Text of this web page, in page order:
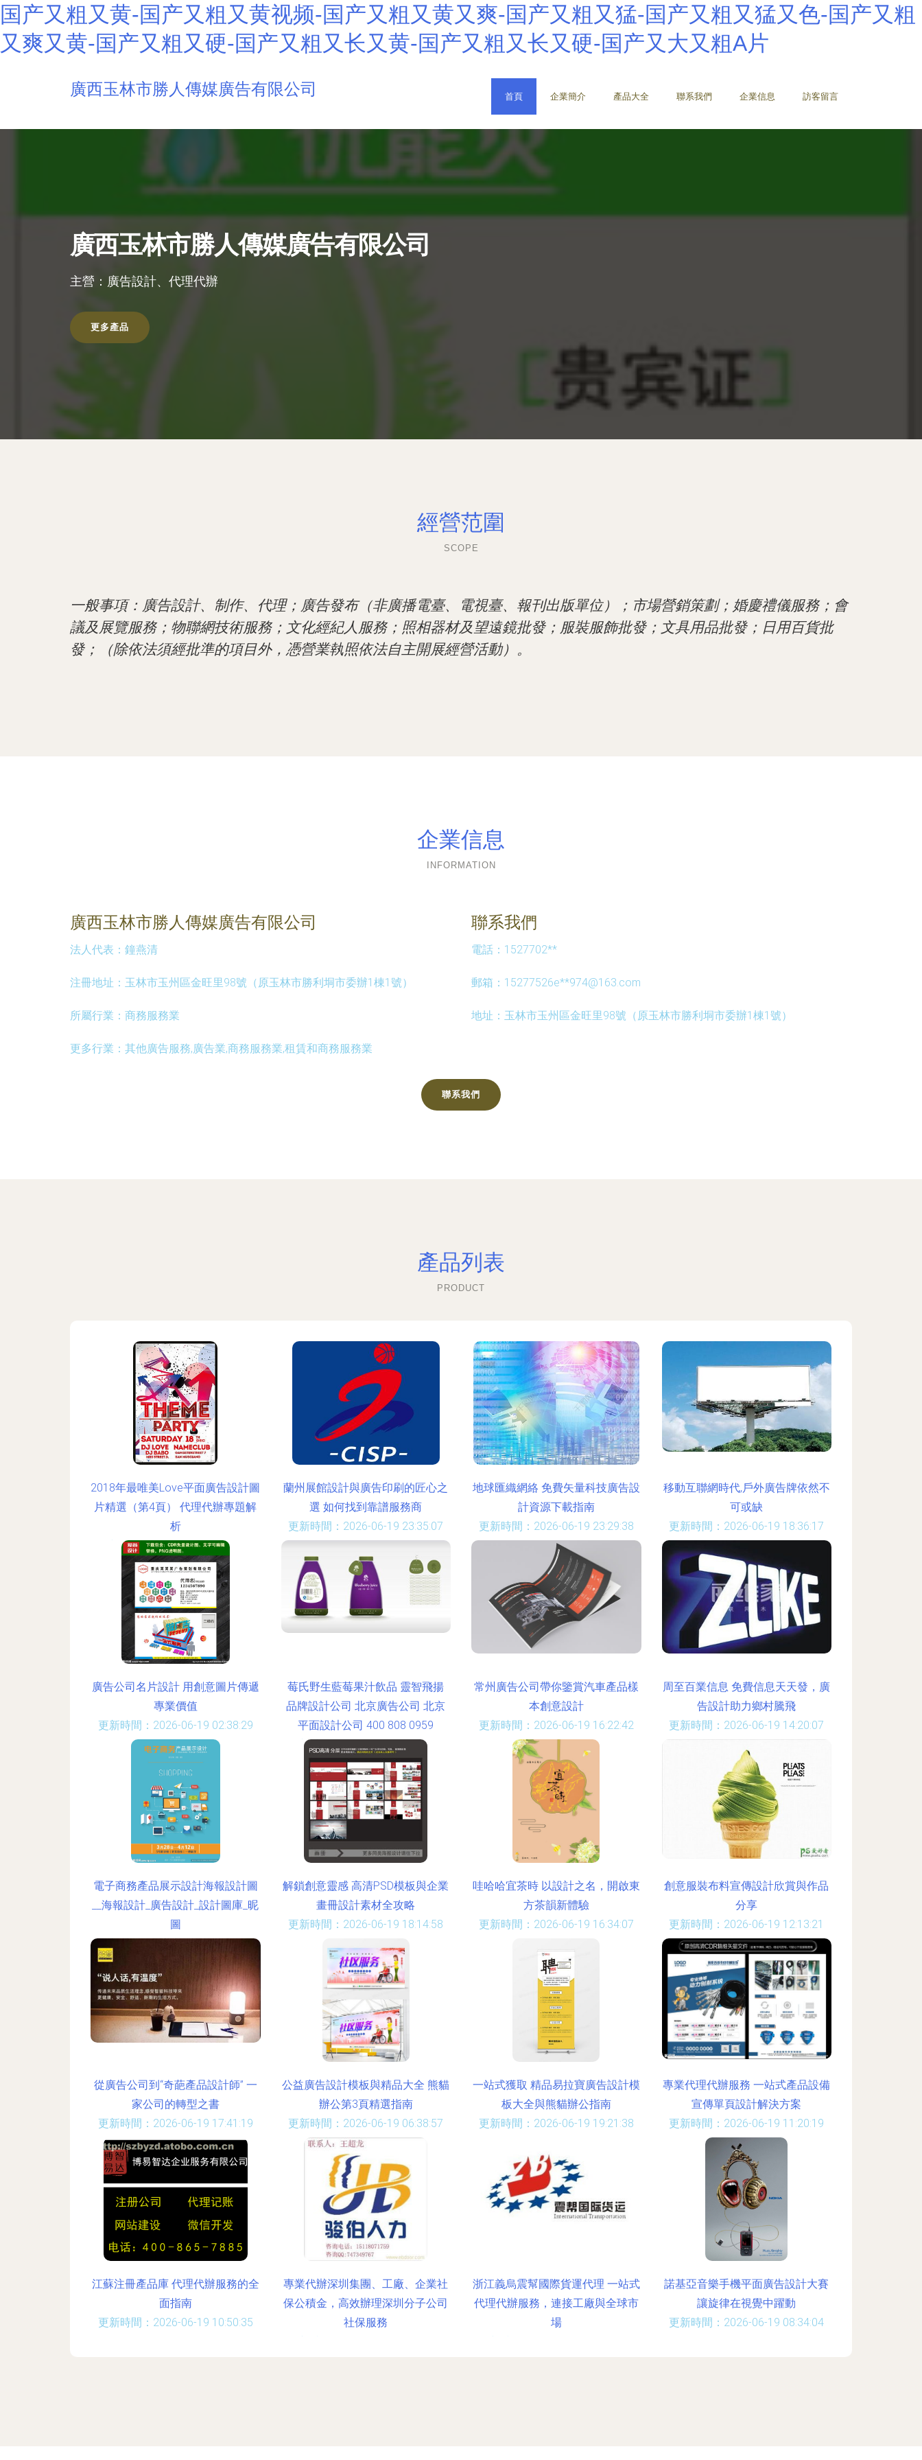
国产又粗又黄-国产又粗又黄视频-国产又粗又黄又爽-国产又粗又猛-国产又粗又猛又色-国产又粗
又爽又黄-国产又粗又硬-国产又粗又长又黄-国产又粗又长又硬-国产又大又粗A片
廣西玉林市勝人傳媒廣告有限公司 首頁 企業簡介 產品大全 聯系我們 企業信息 訪客留言
廣西玉林市勝人傳媒廣告有限公司
主營：廣告設計、代理代辦
更多產品
經營范圍
SCOPE
一般事項：廣告設計、制作、代理；廣告發布（非廣播電臺、電視臺、報刊出版單位）；市場營銷策劃；婚慶禮儀服務；會
議及展覽服務；物聯網技術服務；文化經紀人服務；照相器材及望遠鏡批發；服裝服飾批發；文具用品批發；日用百貨批
發；（除依法須經批準的項目外，憑營業執照依法自主開展經營活動）。
企業信息
INFORMATION
廣西玉林市勝人傳媒廣告有限公司
法人代表： 鐘燕清
注冊地址： 玉林市玉州區金旺里98號（原玉林市勝利垌市委辦1棟1號）
所屬行業： 商務服務業
更多行業： 其他廣告服務,廣告業,商務服務業,租賃和商務服務業
聯系我們
電話：1527702**
郵箱：15277526e**974@163.com
地址：玉林市玉州區金旺里98號（原玉林市勝利垌市委辦1棟1號）
聯系我們
產品列表
PRODUCT
2018年最唯美Love平面廣告設計圖
片精選（第4頁） 代理代辦專題解
析
更新時間：2026-06-19 12:27:36
蘭州展館設計與廣告印刷的匠心之
選 如何找到靠譜服務商
更新時間：2026-06-19 23:35:07
地球匯織網絡 免費矢量科技廣告設
計資源下載指南
更新時間：2026-06-19 23:29:38
移動互聯網時代,戶外廣告牌依然不
可或缺
更新時間：2026-06-19 18:36:17
廣告公司名片設計 用創意圖片傳遞
專業價值
更新時間：2026-06-19 02:38:29
莓氏野生藍莓果汁飲品 靈智飛揚
品牌設計公司 北京廣告公司 北京
平面設計公司 400 808 0959
更新時間：2026-06-19 18:23:04
常州廣告公司帶你鑒賞汽車產品樣
本創意設計
更新時間：2026-06-19 16:22:42
周至百業信息 免費信息天天發，廣
告設計助力鄉村騰飛
更新時間：2026-06-19 14:20:07
電子商務產品展示設計海報設計圖
__海報設計_廣告設計_設計圖庫_昵
圖
解鎖創意靈感 高清PSD模板與企業
畫冊設計素材全攻略
更新時間：2026-06-19 18:14:58
哇哈哈宜茶時 以設計之名，開啟東
方茶韻新體驗
更新時間：2026-06-19 16:34:07
創意服裝布料宣傳設計欣賞與作品
分享
更新時間：2026-06-19 12:13:21
從廣告公司到“奇葩產品設計師” 一
家公司的轉型之書
更新時間：2026-06-19 17:41:19
公益廣告設計模板與精品大全 熊貓
辦公第3頁精選指南
更新時間：2026-06-19 06:38:57
一站式獲取 精品易拉寶廣告設計模
板大全與熊貓辦公指南
更新時間：2026-06-19 19:21:38
專業代理代辦服務 一站式產品設備
宣傳單頁設計解決方案
更新時間：2026-06-19 11:20:19
江蘇注冊產品庫 代理代辦服務的全
面指南
更新時間：2026-06-19 10:50:35
專業代辦深圳集團、工廠、企業社
保公積金，高效辦理深圳分子公司
社保服務
浙江義烏震幫國際貨運代理 一站式
代理代辦服務，連接工廠與全球市
場
諾基亞音樂手機平面廣告設計大賽
讓旋律在視覺中躍動
更新時間：2026-06-19 08:34:04